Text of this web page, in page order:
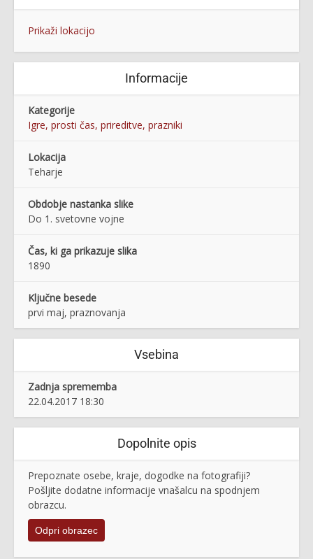
Prikaži lokacijo
Informacije
Kategorije
Igre, prosti čas, prireditve, prazniki
Lokacija
Teharje
Obdobje nastanka slike
Do 1. svetovne vojne
Čas, ki ga prikazuje slika
1890
Ključne besede
prvi maj, praznovanja
Vsebina
Zadnja sprememba
22.04.2017 18:30
Dopolnite opis
Prepoznate osebe, kraje, dogodke na fotografiji?
Pošljite dodatne informacije vnašalcu na spodnjem
obrazcu.
Odpri obrazec